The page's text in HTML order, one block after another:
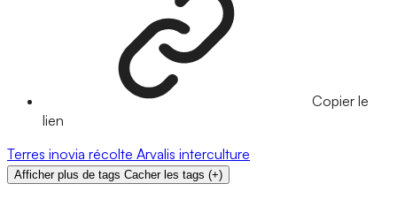
Copier le
lien
Terres inovia récolte Arvalis interculture
Afficher plus de tags Cacher les tags (+)